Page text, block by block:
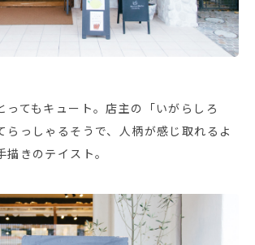
ってもキュート。店主の「いがらしろ
らっしゃるそうで、人柄が感じ取れるよ
描きのテイスト。